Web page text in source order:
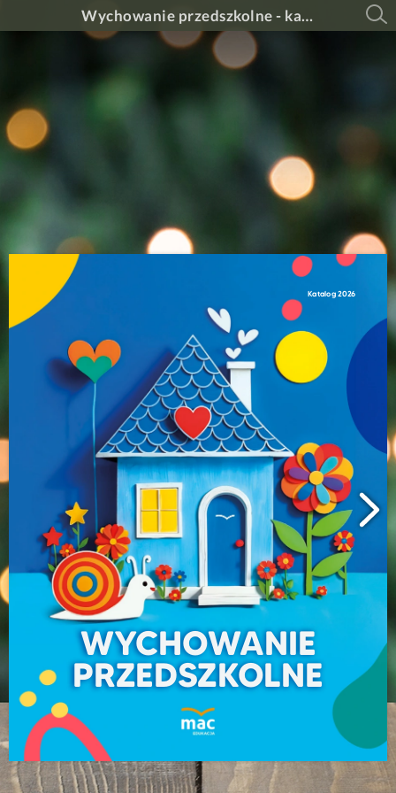
Wychowanie przedszkolne - katalog 2026